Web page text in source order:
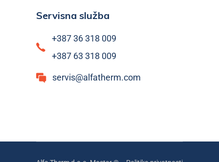
Servisna služba
+387 36 318 009
+387 63 318 009
servis@alfatherm.com